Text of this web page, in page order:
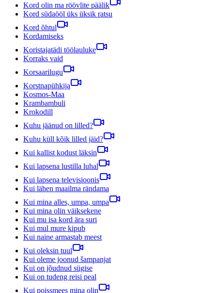
Kord olin ma röövlite päälik
Kord südaööl üks üksik ratsu
Kord õhtul
Kordamiseks
Koristajatädi töölauluke
Korraks vaid
Korsaarilugu
Korstnapühkija
Kosmos-Maa
Krambambuli
Krokodill
Kuhu jäänud on lilled?
Kuhu küll kõik lilled jäid?
Kui kallist kodust läksin
Kui lapsena lustilla luhal
Kui lapsena televisioonis
Kui lähen maailma rändama
Kui mina alles, umpa, umpa
Kui mina olin väiksekene
Kui mu isa kord ära suri
Kui mul mure kipub
Kui naine armastab meest
Kui oleksin tuul
Kui oleme joonud šampanjat
Kui on jõudnud sügise
Kui on tudeng reisi peal
Kui poissmees mina olin